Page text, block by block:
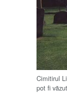
Cimitirul
pot fi